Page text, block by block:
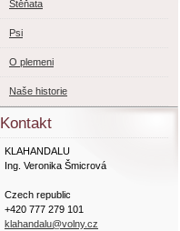
Štěňata
Psi
O plemeni
Naše historie
Kontakt
KLAHANDALU
Ing. Veronika Šmicrová
Czech republic
+420 777 279 101
klahandalu@volny.cz